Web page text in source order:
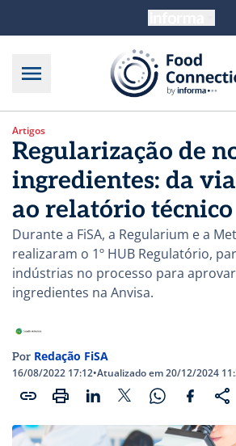
Artigos
Regularização de
ingredientes: da
ao relatório técnico
Durante a FiSA, a Regularium e a
realizaram o 1º HUB Regulatório,
indústrias no processo para
ingredientes na Anvisa.
Por Redação FiSA
16/08/2022 17:12•Atualizado em 20/12/2024